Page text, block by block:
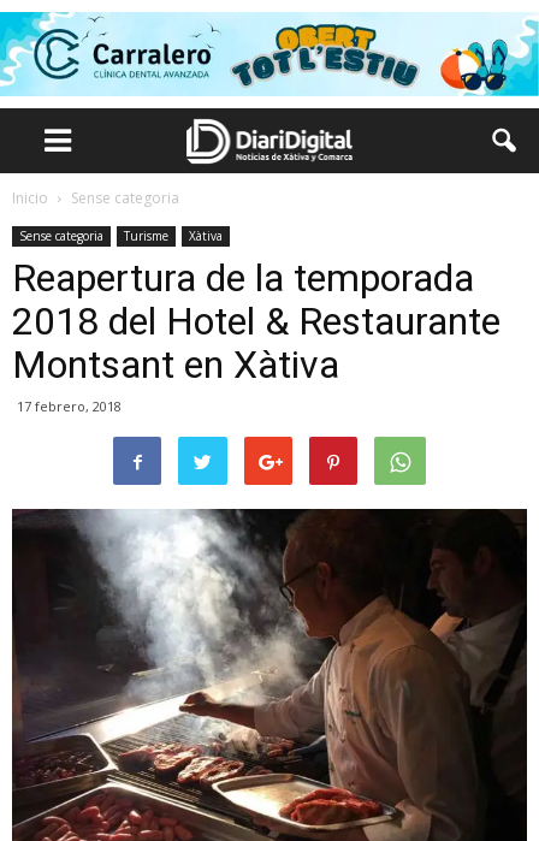
Inicio Sense categoria
Sense categoria Turisme Xàtiva
Reapertura de la temporada
2018 del Hotel & Restaurante
Montsant en Xàtiva
17 febrero, 2018